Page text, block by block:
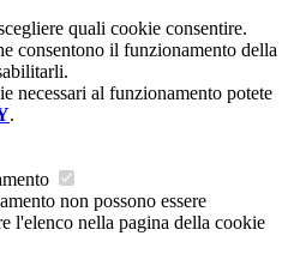
quali cookie consentire.
consentono il funzionamento della
necessari al funzionamento potete
.
non possono essere
l'elenco nella pagina della cookie